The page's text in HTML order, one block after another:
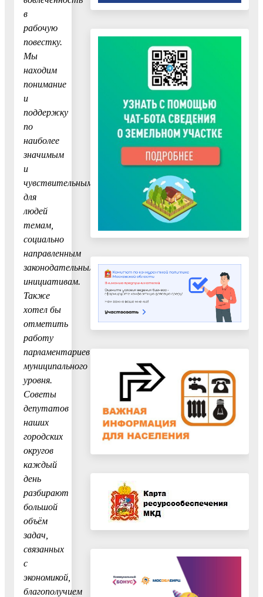
в
рабочую
повестку.
Мы
находим
понимание
и
поддержку
по
наиболее
значимым
и
чувствительным
для
людей
темам,
социально
направленным
законодательным
инициативам.
Также
хотел бы
отметить
работу
парламентариев
муниципального
уровня.
Советы
депутатов
наших
городских
округов
каждый
день
разбирают
большой
объём
задач,
связанных
с
экономикой,
благополучием